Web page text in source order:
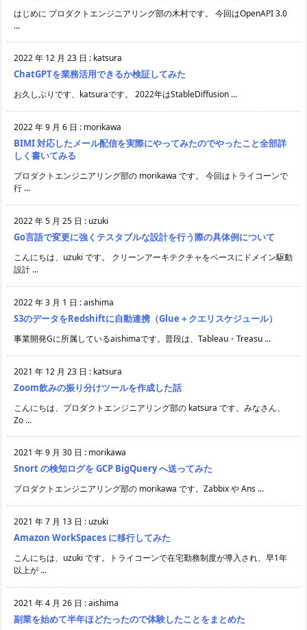
はじめに プロダクトエンジニアリング部の木村です。 今回はOpenAPI 3.0
...
2022 年 12 月 23 日 : katsura
ChatGPTを業務活用できるか検証してみた
お久しぶりです、katsuraです。 2022年はStableDiffusion ...
2022 年 9 月 6 日 : morikawa
BIMI 対応したメール配信を実際にやってみたのでやったこと全部詳
しく書いてみる
プロダクトエンジニアリング部の morikawa です。 今回はトライコーンで
行 ...
2022 年 5 月 25 日 : uzuki
Go言語で変更に強くテスタブルな設計を行う際の具体例について
こんにちは、uzuki です。 クリーンアーキテクチャをベースにドメイン駆動
設計 ...
2022 年 3 月 1 日 :aishima
S3のデータをRedshiftに自動連携（Glue＋クエリスケジュール）
事業開発Gに所属しているaishimaです。普段は、Tableau・Treasu ...
2021 年 12 月 23 日 : katsura
Zoom飲みの振り分けツールを作成した話
こんにちは、プロダクトエンジニアリング部の katsura です。みなさん、
Zo ...
2021 年 9 月 30 日 : morikawa
Snort の検知ログを GCP BigQuery へ送ってみた
プロダクトエンジニアリング部の morikawa です。Zabbix や Ans ...
2021 年 7 月 13 日 : uzuki
Amazon WorkSpaces に移行してみた
こんにちは、uzuki です。トライコーンで在宅勤務制度が導入され、早1年
以上が ...
2021 年 4 月 26 日 :aishima
副業を始めて半年ほどたったので体験したことをまとめた